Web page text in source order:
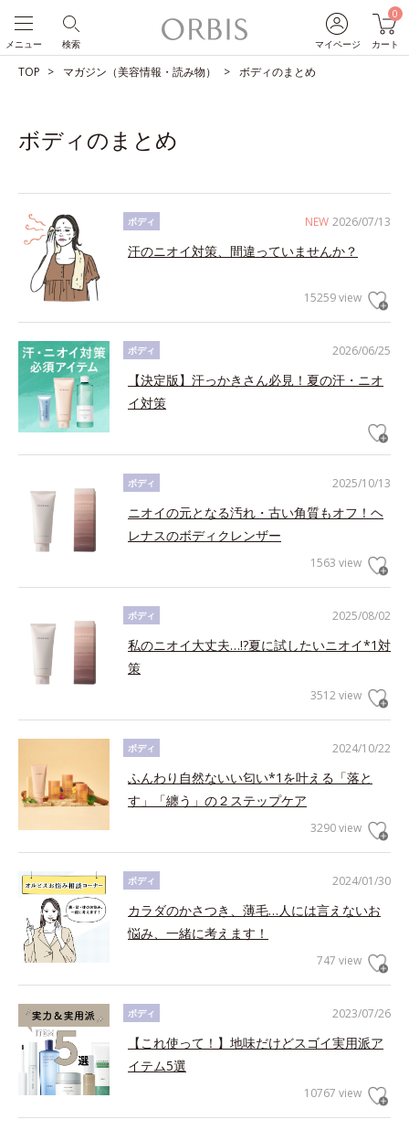
マイページ
0
カート
検索
メニュー
TOP マガジン（美容情報・読み物） ボディのまとめ
ボディのまとめ
NEW 2026/07/13
ボディ
汗のニオイ対策、間違っていませんか？
15259 view
2026/06/25
ボディ
【決定版】汗っかきさん必見！夏の汗・ニオ
イ対策
2025/10/13
ボディ
ニオイの元となる汚れ・古い角質もオフ！ヘ
レナスのボディクレンザー
1563 view
2025/08/02
ボディ
私のニオイ大丈夫…!?夏に試したいニオイ*1対
策
3512 view
2024/10/22
ボディ
ふんわり自然ないい匂い*1を叶える「落と
す」「纏う」の２ステップケア
3290 view
2024/01/30
ボディ
カラダのかさつき、薄毛…人には言えないお
悩み、一緒に考えます！
747 view
2023/07/26
ボディ
【これ使って！】地味だけどスゴイ実用派ア
イテム5選
10767 view